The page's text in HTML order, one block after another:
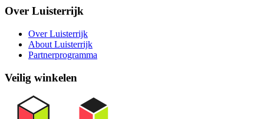
Over Luisterrijk
Over Luisterrijk
About Luisterrijk
Partnerprogramma
Veilig winkelen